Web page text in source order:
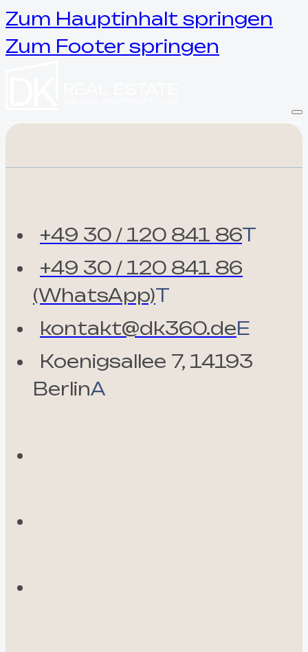
Zum Hauptinhalt springen
Zum Footer springen
+49 30 / 120 841 86T
+49 30 / 120 841 86
(WhatsApp)T
kontakt@dk360.deE
Koenigsallee 7, 14193
BerlinA